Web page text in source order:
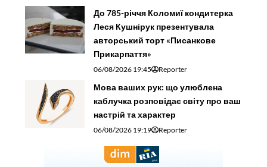
До 785-річчя Коломиї кондитерка
Леся Кушнірук презентувала
авторський торт «Писанкове
Прикарпаття»
06/08/2026 19:45 Reporter
Мова ваших рук: що улюблена
каблучка розповідає світу про ваш
настрій та характер
06/08/2026 19:19 Reporter